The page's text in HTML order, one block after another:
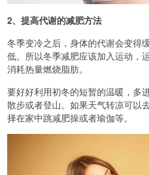
2、提高代谢的减肥方法
冬季变冷之后，身体的代谢会变得
低。所以冬季减肥应该加入运动，
消耗热量燃烧脂肪。
要好好利用初冬的短暂的温暖，多
散步或者登山。如果天气转凉可以
择在家中跳减肥操或者瑜伽等。